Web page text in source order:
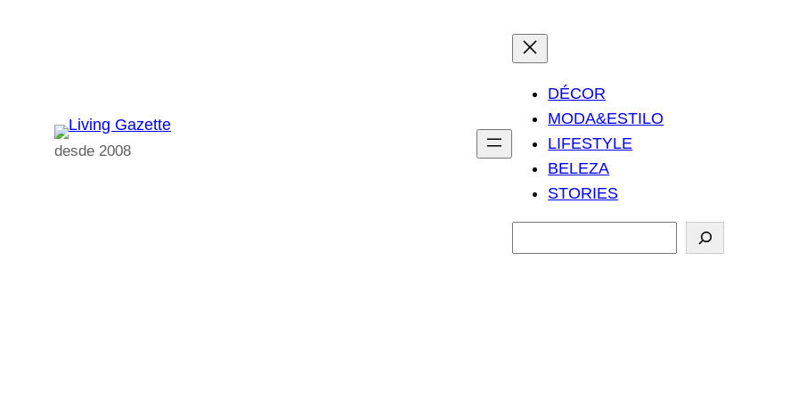
desde 2008
DÉCOR
MODA&ESTILO
LIFESTYLE
BELEZA
STORIES
e